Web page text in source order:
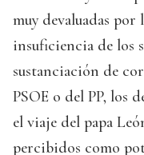
muy devaluadas por
insuficiencia de los
sustanciación de
PSOE o del PP, los
el viaje del papa
percibidos como